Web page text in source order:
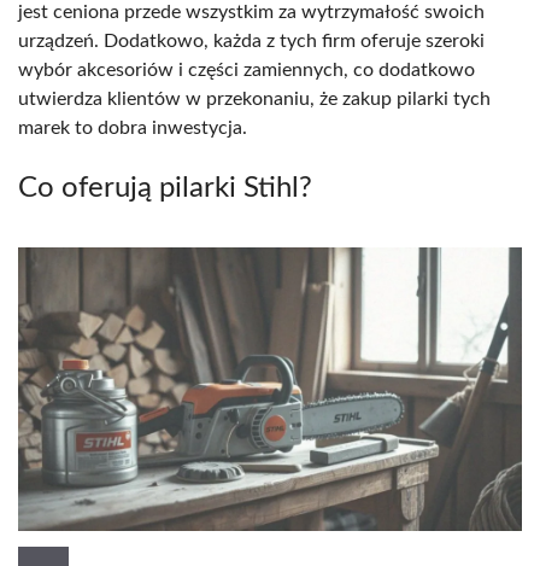
jest ceniona przede wszystkim za wytrzymałość swoich
urządzeń. Dodatkowo, każda z tych firm oferuje szeroki
wybór akcesoriów i części zamiennych, co dodatkowo
utwierdza klientów w przekonaniu, że zakup pilarki tych
marek to dobra inwestycja.
Co oferują pilarki Stihl?